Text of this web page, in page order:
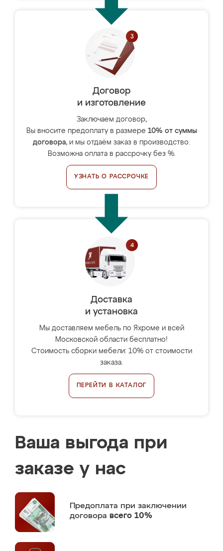
Договор
и изготовление
Заключаем договор,
Вы вносите предоплату в размере 10% от суммы
договора, и мы отдаём заказ в производство.
Возможна оплата в рассрочку без %.
УЗНАТЬ О РАССРОЧКЕ
Доставка
и установка
Мы доставляем мебель по Яхроме и всей
Московской области бесплатно!
Стоимость сборки мебели: 10% от стоимости
заказа.
ПЕРЕЙТИ В КАТАЛОГ
Ваша выгода при
заказе у нас
Предоплата при заключении
договора всего 10%